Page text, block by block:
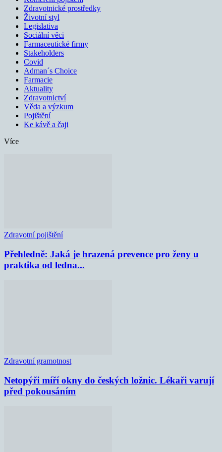
Zdravotnické prostředky
Životní styl
Legislativa
Sociální věci
Farmaceutické firmy
Stakeholders
Covid
Adman´s Choice
Farmacie
Aktuality
Zdravotnictví
Věda a výzkum
Pojištění
Ke kávě a čaji
Více
Zdravotní pojištění
Přehledně: Jaká je hrazená prevence pro ženy u
praktika od ledna...
Zdravotní gramotnost
Netopýři míří okny do českých ložnic. Lékaři varují
před pokousáním